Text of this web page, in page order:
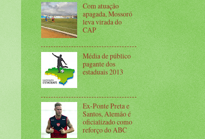
Com atuação
apagada, Mossoró
leva virada do
CAP
Média de público
pagante dos
estaduais 2013
Ex-Ponte Preta e
Santos, Alemão é
oficializado como
reforço do ABC